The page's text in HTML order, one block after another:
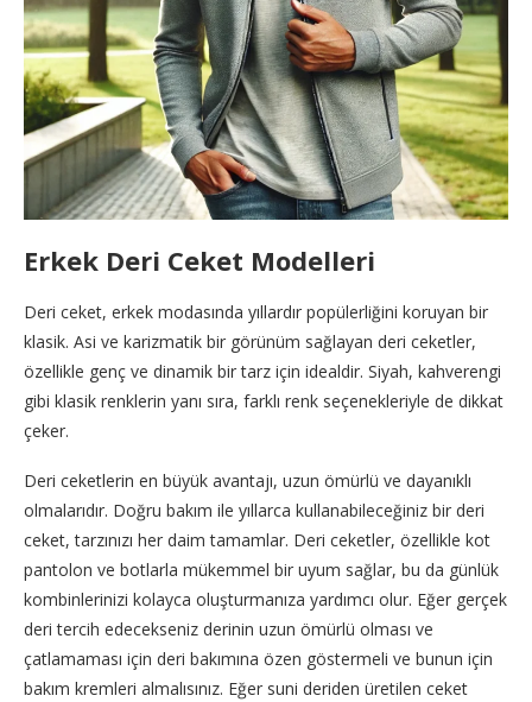
Erkek Deri Ceket Modelleri
Deri ceket, erkek modasında yıllardır popülerliğini koruyan bir
klasik. Asi ve karizmatik bir görünüm sağlayan deri ceketler,
özellikle genç ve dinamik bir tarz için idealdir. Siyah, kahverengi
gibi klasik renklerin yanı sıra, farklı renk seçenekleriyle de dikkat
çeker.
Deri ceketlerin en büyük avantajı, uzun ömürlü ve dayanıklı
olmalarıdır. Doğru bakım ile yıllarca kullanabileceğiniz bir deri
ceket, tarzınızı her daim tamamlar. Deri ceketler, özellikle kot
pantolon ve botlarla mükemmel bir uyum sağlar, bu da günlük
kombinlerinizi kolayca oluşturmanıza yardımcı olur. Eğer gerçek
deri tercih edecekseniz derinin uzun ömürlü olması ve
çatlamaması için deri bakımına özen göstermeli ve bunun için
bakım kremleri almalısınız. Eğer suni deriden üretilen ceket